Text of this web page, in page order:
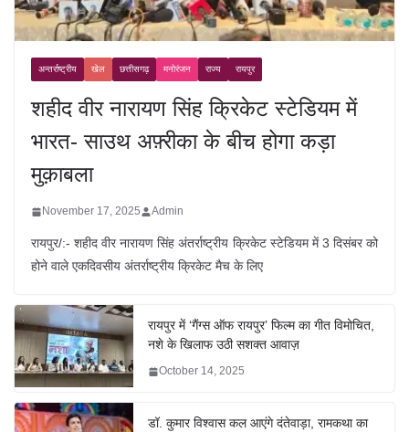
अन्तर्राष्ट्रीय खेल छत्तीसगढ़ मनोरंजन राज्य रायपुर
शहीद वीर नारायण सिंह क्रिकेट स्टेडियम में
भारत- साउथ अफ़्रीका के बीच होगा कड़ा
मुक़ाबला
November 17, 2025 Admin
रायपुर/:- शहीद वीर नारायण सिंह अंतर्राष्ट्रीय क्रिकेट स्टेडियम में 3 दिसंबर को
होने वाले एकदिवसीय अंतर्राष्ट्रीय क्रिकेट मैच के लिए
रायपुर में ‘गैंग्स ऑफ रायपुर’ फिल्म का गीत विमोचित,
नशे के खिलाफ उठी सशक्त आवाज़
October 14, 2025
डॉ. कुमार विश्वास कल आएंगे दंतेवाड़ा, रामकथा का